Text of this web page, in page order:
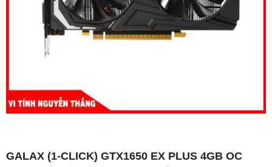
GALAX (1-CLICK) GTX1650 EX PLUS 4GB OC